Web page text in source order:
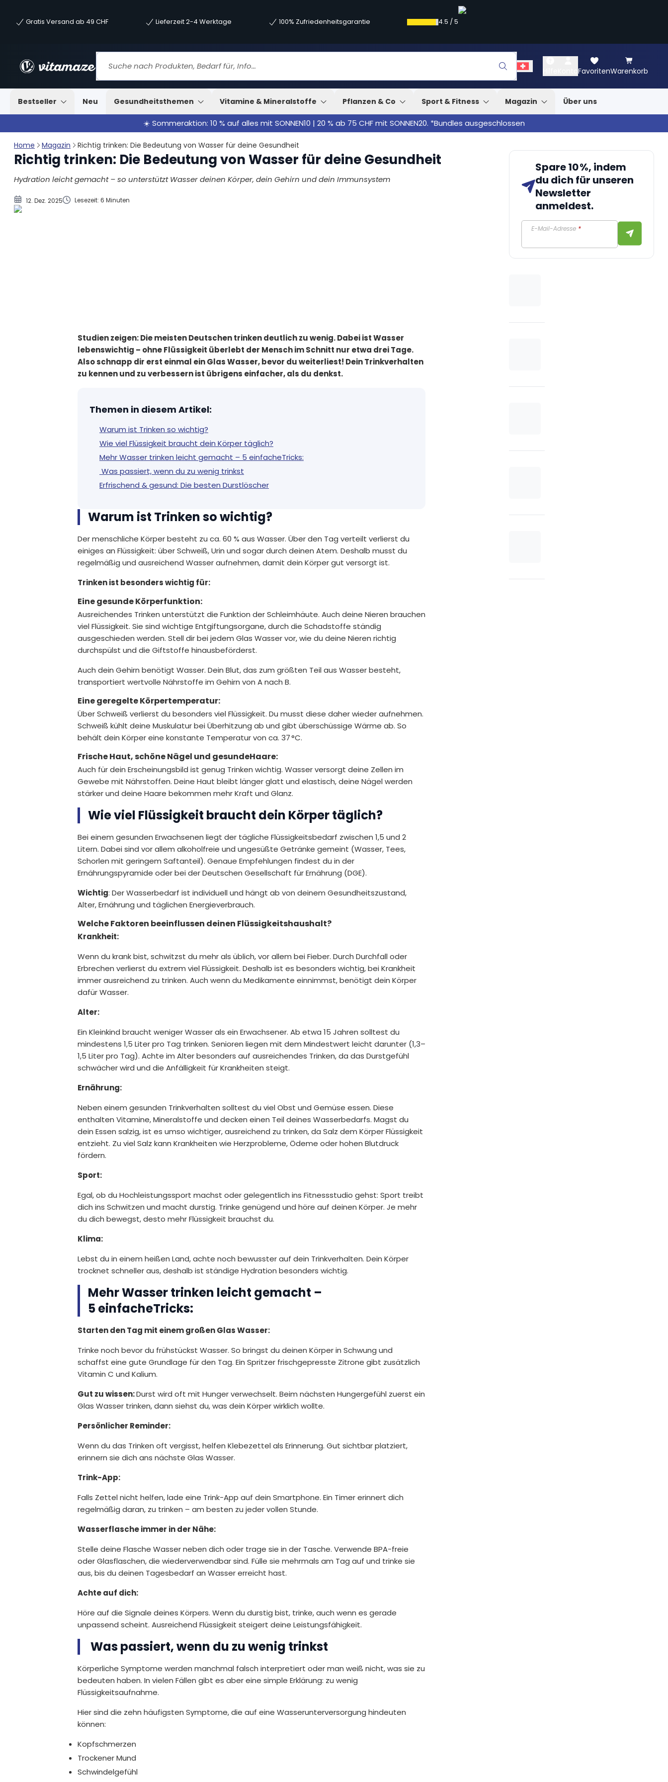
Gratis Versand ab 49 CHF Lieferzeit 2-4 Werktage 100% Zufriedenheitsgarantie 4.5 /5
FavoritenWarenkorb
Bestseller Neu Gesundheitsthemen Vitamine & Mineralstoffe Pflanzen & Co Sport & Fitness Magazin Über uns
☀️ Sommeraktion: 10 % auf alles mit SONNEN10 | 20 % ab 75 CHF mit SONNEN20. *Bundles ausgeschlossen
Home Magazin Richtig trinken: Die Bedeutung von Wasser für deine Gesundheit
Richtig trinken: Die Bedeutung von Wasser für deine Gesundheit
Hydration leicht gemacht – so unterstützt Wasser deinen Körper, dein Gehirn und dein Immunsystem
12. Dez. 2025 Lesezeit: 6 Minuten
Studien zeigen: Die meisten Deutschen trinken deutlich zu wenig. Dabei ist Wasser
lebenswichtig – ohne Flüssigkeit überlebt der Mensch im Schnitt nur etwa drei Tage.
Also schnapp dir erst einmal ein Glas Wasser, bevor du weiterliest! Dein Trinkverhalten
zu kennen und zu verbessern ist übrigens einfacher, als du denkst.
Themen in diesem Artikel:
Warum ist Trinken so wichtig?
Wie viel Flüssigkeit braucht dein Körper täglich?
Mehr Wasser trinken leicht gemacht – 5 einfacheTricks:
Was passiert, wenn du zu wenig trinkst
Erfrischend & gesund: Die besten Durstlöscher
Warum ist Trinken so wichtig?
Mehr Wasser trinken leicht gemacht – 5 einfacheTricks:
Was passiert, wenn du zu wenig trinkst
Erfrischend & gesund: Die besten Durstlöscher
Warum ist Trinken so wichtig?
Der menschliche Körper besteht zu ca. 60 % aus Wasser. Über den Tag verteilt verlierst du
einiges an Flüssigkeit: über Schweiß, Urin und sogar durch deinen Atem. Deshalb musst du
regelmäßig und ausreichend Wasser aufnehmen, damit dein Körper gut versorgt ist.
Trinken ist besonders wichtig für:
Eine gesunde Körperfunktion:
Ausreichendes Trinken unterstützt die Funktion der Schleimhäute. Auch deine Nieren brauchen
viel Flüssigkeit. Sie sind wichtige Entgiftungsorgane, durch die Schadstoffe ständig
ausgeschieden werden. Stell dir bei jedem Glas Wasser vor, wie du deine Nieren richtig
durchspülst und die Giftstoffe hinausbeförderst.
Auch dein Gehirn benötigt Wasser. Dein Blut, das zum größten Teil aus Wasser besteht,
transportiert wertvolle Nährstoffe im Gehirn von A nach B.
Eine geregelte Körpertemperatur:
Über Schweiß verlierst du besonders viel Flüssigkeit. Du musst diese daher wieder aufnehmen.
Schweiß kühlt deine Muskulatur bei Überhitzung ab und gibt überschüssige Wärme ab. So
behält dein Körper eine konstante Temperatur von ca. 37 °C.
Frische Haut, schöne Nägel und gesundeHaare:
Auch für dein Erscheinungsbild ist genug Trinken wichtig. Wasser versorgt deine Zellen im
Gewebe mit Nährstoffen. Deine Haut bleibt länger glatt und elastisch, deine Nägel werden
stärker und deine Haare bekommen mehr Kraft und Glanz.
Wie viel Flüssigkeit braucht dein Körper täglich?
Bei einem gesunden Erwachsenen liegt der tägliche Flüssigkeitsbedarf zwischen 1,5 und 2
Litern. Dabei sind vor allem alkoholfreie und ungesüßte Getränke gemeint (Wasser, Tees,
Schorlen mit geringem Saftanteil). Genaue Empfehlungen findest du in der
Ernährungspyramide oder bei der Deutschen Gesellschaft für Ernährung (DGE).
Wichtig: Der Wasserbedarf ist individuell und hängt ab von deinem Gesundheitszustand,
Alter, Ernährung und täglichen Energieverbrauch.
Welche Faktoren beeinflussen deinen Flüssigkeitshaushalt?
Krankheit:
Wenn du krank bist, schwitzst du mehr als üblich, vor allem bei Fieber. Durch Durchfall oder
Erbrechen verlierst du extrem viel Flüssigkeit. Deshalb ist es besonders wichtig, bei Krankheit
immer ausreichend zu trinken. Auch wenn du Medikamente einnimmst, benötigt dein Körper
dafür Wasser.
Alter:
Ein Kleinkind braucht weniger Wasser als ein Erwachsener. Ab etwa 15 Jahren solltest du
mindestens 1,5 Liter pro Tag trinken. Senioren liegen mit dem Mindestwert leicht darunter (1,3–
1,5 Liter pro Tag). Achte im Alter besonders auf ausreichendes Trinken, da das Durstgefühl
schwächer wird und die Anfälligkeit für Krankheiten steigt.
Ernährung:
Neben einem gesunden Trinkverhalten solltest du viel Obst und Gemüse essen. Diese
enthalten Vitamine, Mineralstoffe und decken einen Teil deines Wasserbedarfs. Magst du
dein Essen salzig, ist es umso wichtiger, ausreichend zu trinken, da Salz dem Körper Flüssigkeit
entzieht. Zu viel Salz kann Krankheiten wie Herzprobleme, Ödeme oder hohen Blutdruck
fördern.
Sport:
Egal, ob du Hochleistungssport machst oder gelegentlich ins Fitnessstudio gehst: Sport treibt
dich ins Schwitzen und macht durstig. Trinke genügend und höre auf deinen Körper. Je mehr
du dich bewegst, desto mehr Flüssigkeit brauchst du.
Klima:
Lebst du in einem heißen Land, achte noch bewusster auf dein Trinkverhalten. Dein Körper
trocknet schneller aus, deshalb ist ständige Hydration besonders wichtig.
Mehr Wasser trinken leicht gemacht –
5 einfacheTricks:
Starten den Tag mit einem großen Glas Wasser:
Trinke noch bevor du frühstückst Wasser. So bringst du deinen Körper in Schwung und
schaffst eine gute Grundlage für den Tag. Ein Spritzer frischgepresste Zitrone gibt zusätzlich
Vitamin C und Kalium.
Gut zu wissen:Durst wird oft mit Hunger verwechselt. Beim nächsten Hungergefühl zuerst ein
Glas Wasser trinken, dann siehst du, was dein Körper wirklich wollte.
Persönlicher Reminder:
Wenn du das Trinken oft vergisst, helfen Klebezettel als Erinnerung. Gut sichtbar platziert,
erinnern sie dich ans nächste Glas Wasser.
Trink-App:
Falls Zettel nicht helfen, lade eine Trink-App auf dein Smartphone. Ein Timer erinnert dich
regelmäßig daran, zu trinken – am besten zu jeder vollen Stunde.
Wasserflasche immer in der Nähe:
Stelle deine Flasche Wasser neben dich oder trage sie in der Tasche. Verwende BPA-freie
oder Glasflaschen, die wiederverwendbar sind. Fülle sie mehrmals am Tag auf und trinke sie
aus, bis du deinen Tagesbedarf an Wasser erreicht hast.
Achte auf dich:
Höre auf die Signale deines Körpers. Wenn du durstig bist, trinke, auch wenn es gerade
unpassend scheint. Ausreichend Flüssigkeit steigert deine Leistungsfähigkeit.
Was passiert, wenn du zu wenig trinkst
Körperliche Symptome werden manchmal falsch interpretiert oder man weiß nicht, was sie zu
bedeuten haben. In vielen Fällen gibt es aber eine simple Erklärung: zu wenig
Flüssigkeitsaufnahme.
Hier sind die zehn häufigsten Symptome, die auf eine Wasserunterversorgung hindeuten
können:
Kopfschmerzen
Trockener Mund
Schwindelgefühl
Spare 10 %, indem
du dich für unseren
Newsletter
anmeldest.
E-Mail-Adresse*